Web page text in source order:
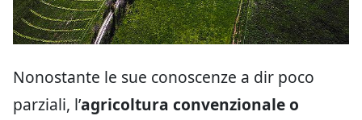
Nonostante le sue conoscenze a dir poco
parziali, l’agricoltura convenzionale o